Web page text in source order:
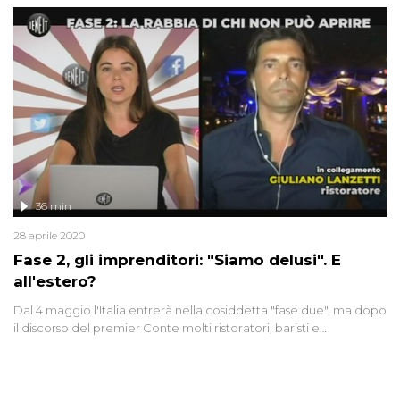
da noi, quella che doveva essere una grandiosa "marcia su
Roma", ha riunito quattro gatti. E vi sveliamo un retroscena...
Fase 2, gli imprenditori: "Siamo delusi". E
all'estero?
36 min
28 aprile 2020
Dal 4 maggio l'Italia entrerà nella cosiddetta "fase due", ma dopo
il discorso del premier Conte molti ristoratori, baristi e